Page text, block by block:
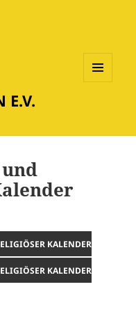
E.V.
KALENDER
KALENDER